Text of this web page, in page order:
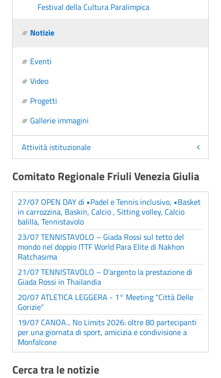
Festival della Cultura Paralimpica
Notizie
Eventi
Video
Progetti
Gallerie immagini
Attività istituzionale
Comitato Regionale Friuli Venezia Giulia
27/07 OPEN DAY di •Padel e Tennis inclusivo, •Basket
in carrozzina, Baskin, Calcio , Sitting volley, Calcio
balilla, Tennistavolo
23/07 TENNISTAVOLO – Giada Rossi sul tetto del
mondo nel doppio ITTF World Para Elite di Nakhon
Ratchasima
21/07 TENNISTAVOLO – D'argento la prestazione di
Giada Rossi in Thailandia
20/07 ATLETICA LEGGERA - 1° Meeting “Città Delle
Gorizie"
19/07 CANOA... No Limits 2026: oltre 80 partecipanti
per una giornata di sport, amicizia e condivisione a
Monfalcone
Cerca tra le notizie